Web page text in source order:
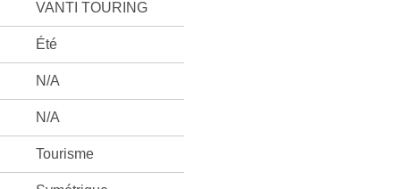
VANTI TOURING
Été
N/A
N/A
Tourisme